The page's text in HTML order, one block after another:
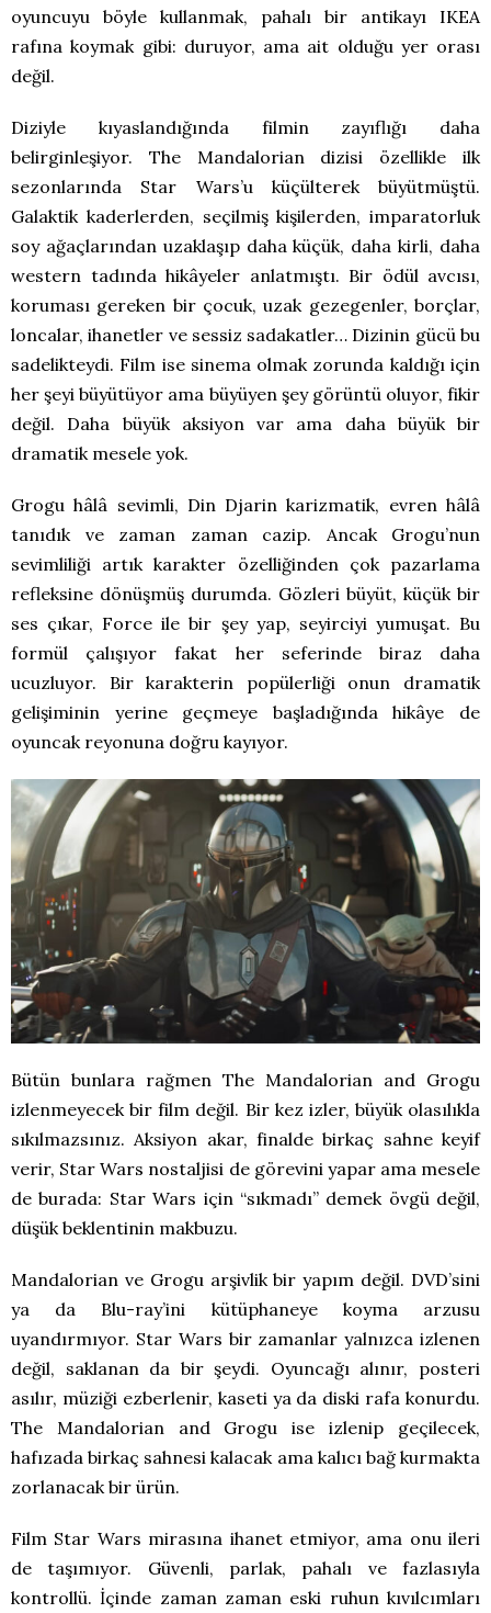
oyuncuyu böyle kullanmak, pahalı bir antikayı IKEA
rafına koymak gibi: duruyor, ama ait olduğu yer orası
değil.
Diziyle kıyaslandığında filmin zayıflığı daha
belirginleşiyor. The Mandalorian dizisi özellikle ilk
sezonlarında Star Wars’u küçülterek büyütmüştü.
Galaktik kaderlerden, seçilmiş kişilerden, imparatorluk
soy ağaçlarından uzaklaşıp daha küçük, daha kirli, daha
western tadında hikâyeler anlatmıştı. Bir ödül avcısı,
koruması gereken bir çocuk, uzak gezegenler, borçlar,
loncalar, ihanetler ve sessiz sadakatler… Dizinin gücü bu
sadelikteydi. Film ise sinema olmak zorunda kaldığı için
her şeyi büyütüyor ama büyüyen şey görüntü oluyor, fikir
değil. Daha büyük aksiyon var ama daha büyük bir
dramatik mesele yok.
Grogu hâlâ sevimli, Din Djarin karizmatik, evren hâlâ
tanıdık ve zaman zaman cazip. Ancak Grogu’nun
sevimliliği artık karakter özelliğinden çok pazarlama
refleksine dönüşmüş durumda. Gözleri büyüt, küçük bir
ses çıkar, Force ile bir şey yap, seyirciyi yumuşat. Bu
formül çalışıyor fakat her seferinde biraz daha
ucuzluyor. Bir karakterin popülerliği onun dramatik
gelişiminin yerine geçmeye başladığında hikâye de
oyuncak reyonuna doğru kayıyor.
Bütün bunlara rağmen The Mandalorian and Grogu
izlenmeyecek bir film değil. Bir kez izler, büyük olasılıkla
sıkılmazsınız. Aksiyon akar, finalde birkaç sahne keyif
verir, Star Wars nostaljisi de görevini yapar ama mesele
de burada: Star Wars için “sıkmadı” demek övgü değil,
düşük beklentinin makbuzu.
Mandalorian ve Grogu arşivlik bir yapım değil. DVD’sini
ya da Blu-ray’ini kütüphaneye koyma arzusu
uyandırmıyor. Star Wars bir zamanlar yalnızca izlenen
değil, saklanan da bir şeydi. Oyuncağı alınır, posteri
asılır, müziği ezberlenir, kaseti ya da diski rafa konurdu.
The Mandalorian and Grogu ise izlenip geçilecek,
hafızada birkaç sahnesi kalacak ama kalıcı bağ kurmakta
zorlanacak bir ürün.
Film Star Wars mirasına ihanet etmiyor, ama onu ileri
de taşımıyor. Güvenli, parlak, pahalı ve fazlasıyla
kontrollü. İçinde zaman zaman eski ruhun kıvılcımları